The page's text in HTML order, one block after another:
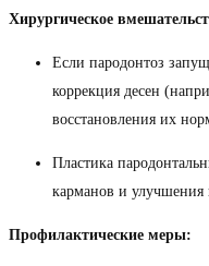
Хирургическое
Если пародонтоз
коррекция десен
восстановления их
Пластика
карманов и улучшения
Профилактические меры: